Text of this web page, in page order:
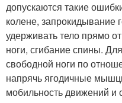
допускаются такие
колене, запрокидывание
удерживать тело прямо
ноги, сгибание спины.
свободной ноги по
напрячь ягодичные
мобильность движений и